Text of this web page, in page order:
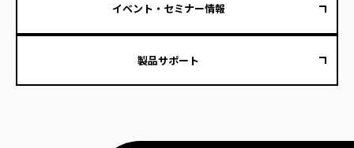
イベント・セミナー情報
製品サポート